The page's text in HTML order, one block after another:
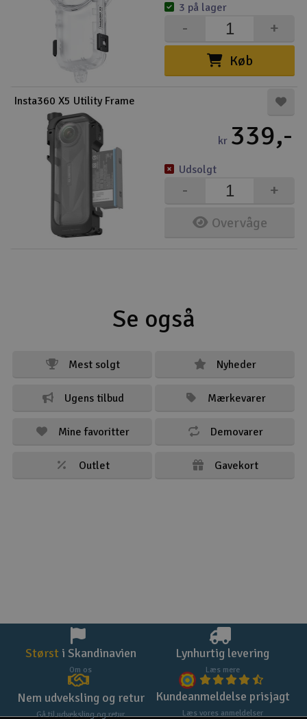
Køb
+
-
3 på lager
Insta360 X5 Utility Frame
kr 339,-
Overvåge
+
-
Udsolgt
Se også
Mest solgt Nyheder
Ugens tilbud Mærkevarer
Mine favoritter Demovarer
Outlet Gavekort
Størst i Skandinavien
Om os
Lynhurtig levering
Læs mere
Nem udveksling og retur
Gå til udveksling og retur
Kundeanmeldelse prisjagt
Læs vores anmeldelser